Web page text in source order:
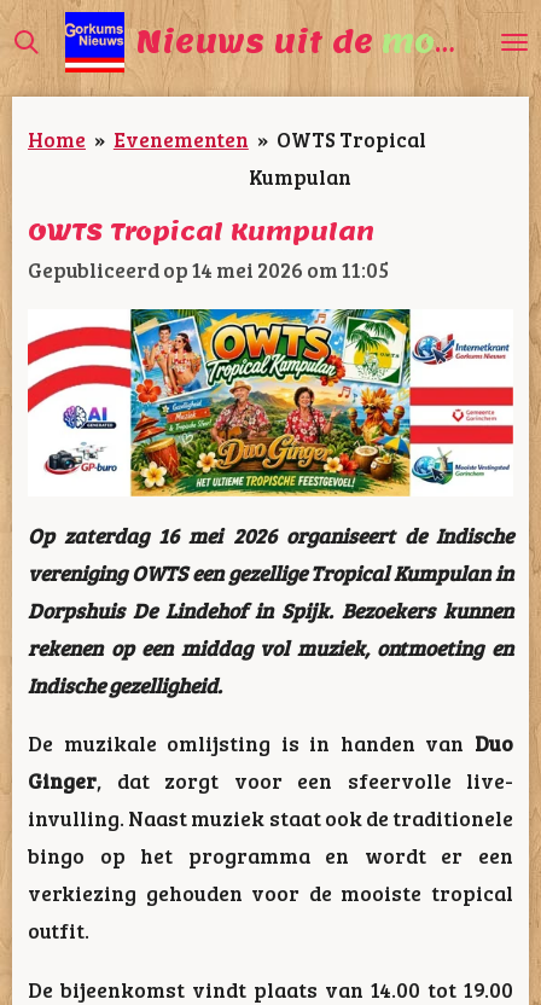
Ga
direct
naar
de
Nieuws uit de mooiste
Home » Evenementen » OWTS Tropical
Kumpulan
OWTS Tropical Kumpulan
Gepubliceerd op 14 mei 2026 om 11:05
Op zaterdag 16 mei 2026 organiseert de Indische
vereniging OWTS een gezellige Tropical Kumpulan in
Dorpshuis De Lindehof in Spijk. Bezoekers kunnen
rekenen op een middag vol muziek, ontmoeting en
Indische gezelligheid.
De muzikale omlijsting is in handen van Duo
Ginger, dat zorgt voor een sfeervolle live-
invulling. Naast muziek staat ook de traditionele
bingo op het programma en wordt er een
verkiezing gehouden voor de mooiste tropical
outfit.
De bijeenkomst vindt plaats van 14.00 tot 19.00